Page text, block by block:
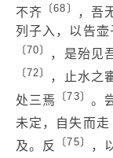
不齐
〔68〕 ，吾
列子入，以告壶
〔70〕 ，是殆见
〔72〕
，止水之
处三焉
〔73〕 。
未定，自失而走
及。反
〔75〕 ，